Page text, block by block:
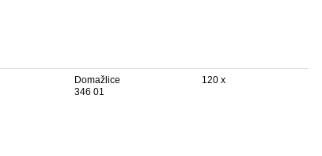
Domažlice
346 01
120 x